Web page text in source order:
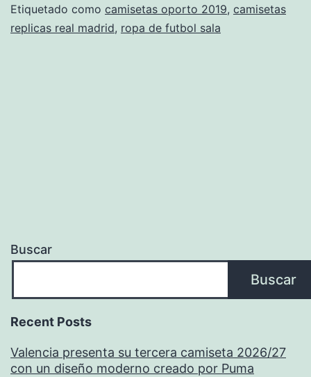
el
mundial
Etiquetado como camisetas oporto 2019, camisetas
replicas real madrid, ropa de futbol sala
Buscar
Buscar
Recent Posts
Valencia presenta su tercera camiseta 2026/27
con un diseño moderno creado por Puma